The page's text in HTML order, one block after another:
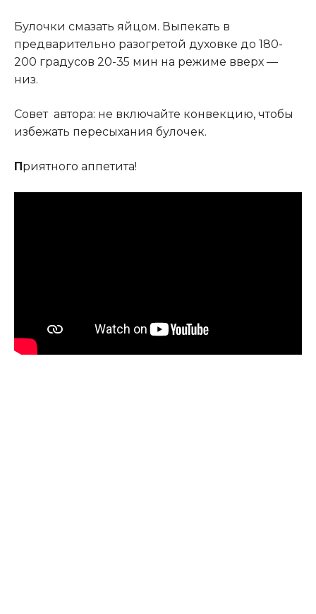
Булочки смазать яйцом. Выпекать в
предварительно разогретой духовке до 180-
200 градусов 20-35 мин на режиме вверх —
низ.
Совет автора: не включайте конвекцию, чтобы
избежать пересыхания булочек.
Приятного аппетита!